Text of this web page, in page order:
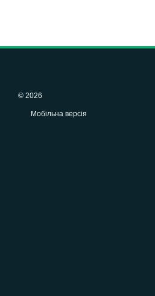
© 2026
Мобільна версія